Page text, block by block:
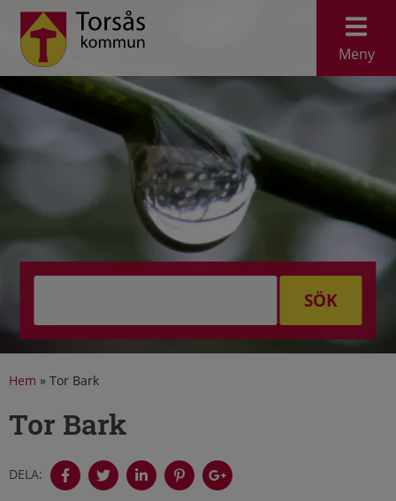
Meny
SÖK
Hem » Tor Bark
Tor Bark
DELA: